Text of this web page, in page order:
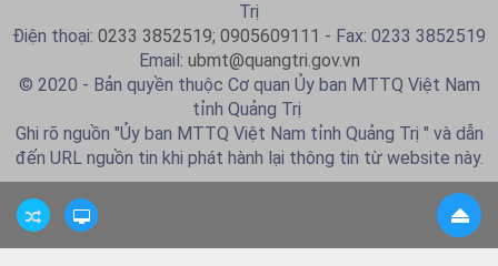
Trị
Điện thoại: 0233 3852519; 0905609111 - Fax: 0233 3852519
Email: ubmt@quangtri.gov.vn
© 2020 - Bản quyền thuộc Cơ quan Ủy ban MTTQ Việt Nam
tỉnh Quảng Trị
Ghi rõ nguồn "Ủy ban MTTQ Việt Nam tỉnh Quảng Trị " và dẫn
đến URL nguồn tin khi phát hành lại thông tin từ website này.